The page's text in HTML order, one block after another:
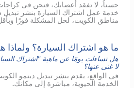
حسناُ، لا تفقد أعصابك، فنحن في
خدمة عمل اشتراك السيارة بنشر تبديل
مناطق الكويت، لحل المشكلة فورًا
ما هو اشتراك السيارة؟
هل تساءلت يومًا عن ماهية "اشتراك
لا غنى عنها؟
في الواقع، يقدم بنشر تبديل دينمو
الخدمة الحيوية، مباشرة إلى مكانك.